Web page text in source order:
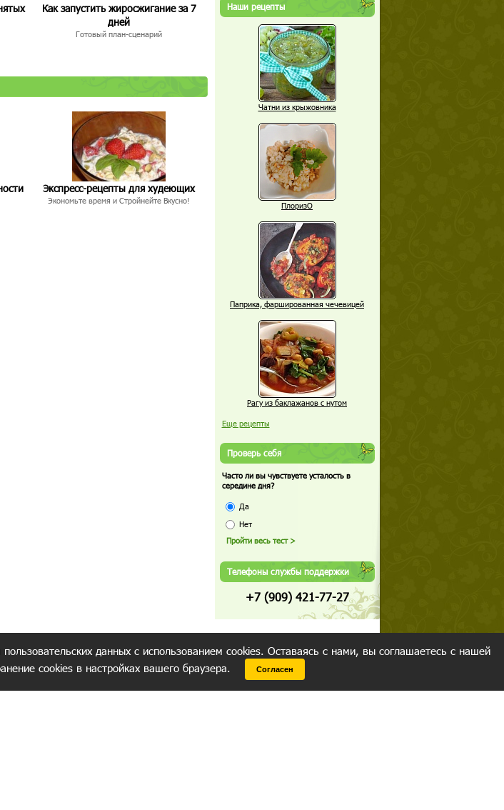
Как запустить жиросжигание за 7
дней
Готовый план-сценарий
Экспресс-рецепты для худеющих
Экономьте время и Стройнейте Вкусно!
Наши рецепты
Чатни из крыжовника
ПлоризО
Паприка, фаршированная чечевицей
Рагу из баклажанов с нутом
Еще рецепты
Проверь себя
Часто ли вы чувствуете усталость в
середине дня?
Да
Нет
Телефоны службы поддержки
+7 (909) 421-77-27
данных с использованием cookies. Оставаясь с нами, вы соглашаетесь с нашей
cookies в настройках вашего браузера. Согласен